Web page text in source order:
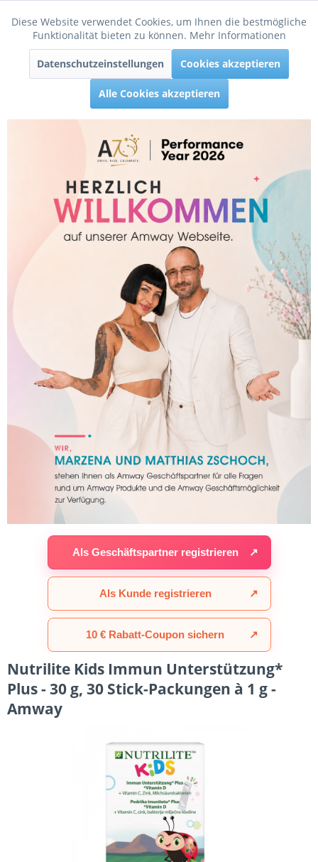
Menü
Als Geschäftspartner registrieren ↗
Als Kunde registrieren ↗
10 € Rabatt-Coupon sichern ↗
Nutrilite Kids Immun Unterstützung*
Plus - 30 g, 30 Stick-Packungen à 1 g -
Amway
Funktionale Aktiv
Tracking Inaktiv
Diese Website verwendet Cookies, um Ihnen die bestmögliche
Funktionalität bieten zu können. Mehr Informationen
Datenschutzeinstellungen Cookies akzeptieren
Alle Cookies akzeptieren